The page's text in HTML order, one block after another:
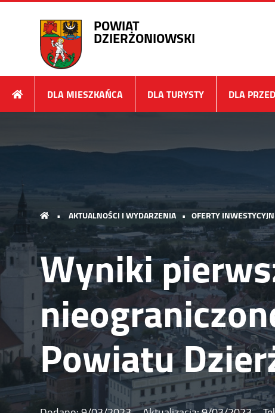
POWIAT
DZIERŻONIOWSKI
DLA MIESZKAŃCA DLA TURYSTY DLA
• AKTUALNOŚCI I WYDARZENIA • OFERTY
Wyniki
Powiatu